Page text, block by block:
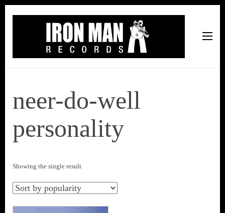
neer-do-well
personality
Showing the single result